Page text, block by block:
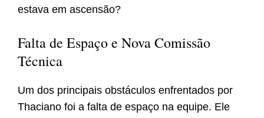
estava em ascensão?
Falta de Espaço e Nova Comissão
Técnica
Um dos principais obstáculos enfrentados por
Thaciano foi a falta de espaço na equipe. Ele